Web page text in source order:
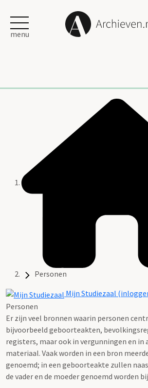
menu
Personen
Mijn Studiezaal
Personen
Er zijn veel bronnen waarin personen
bijvoorbeeld geboorteakten,
registers, maar ook in vergunningen en in
materiaal. Vaak worden in een bron
genoemd; in een geboorteakte zullen
de vader en de moeder genoemd worden